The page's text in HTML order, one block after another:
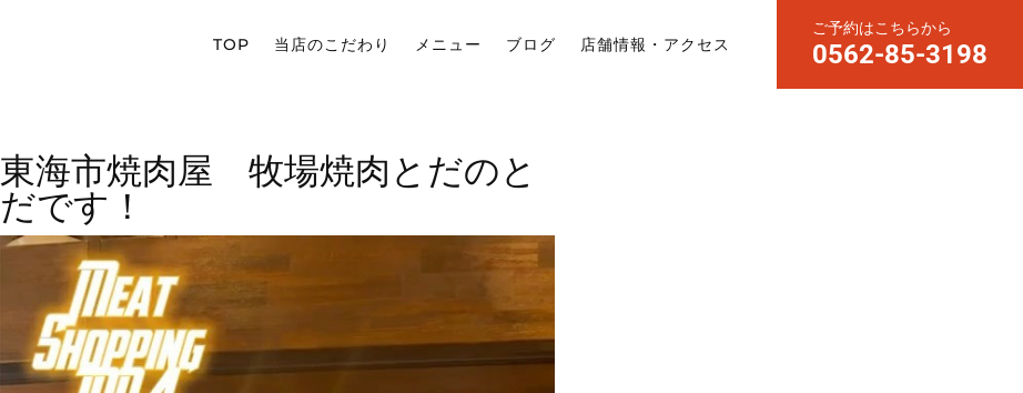
TOP 当店のこだわり メニュー ブログ 店舗情報・アクセス
ご予約はこちらから
0562-85-3198
東海市焼肉屋 牧場焼肉とだのと
だです！